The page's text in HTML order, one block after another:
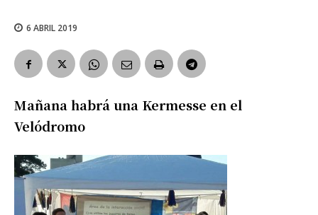
6 ABRIL 2019
Mañana habrá una Kermesse en el
Velódromo